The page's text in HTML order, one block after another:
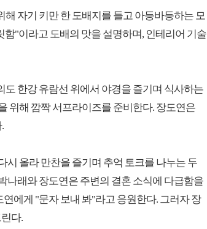
자기 키만 한 도배지를 들고 아등바등하는 모
"이라고 도배의 맛을 설명하며, 인테리어 기술
한강 유람선 위에서 야경을 즐기며 식사하는
위해 깜짝 서프라이즈를 준비한다. 장도연은
시 올라 만찬을 즐기며 추억 토크를 나누는 두
나래와 장도연은 주변의 결혼 소식에 다급함을
에게 "문자 보내 봐"라고 응원한다. 그러자 장
다.